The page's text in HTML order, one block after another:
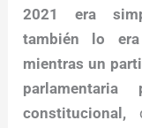
2021 era
también lo
mientras un
constitucional,